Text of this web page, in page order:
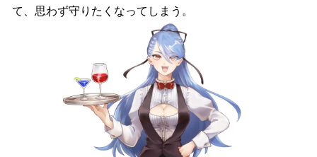
て、思わず守りたくなってしまう。